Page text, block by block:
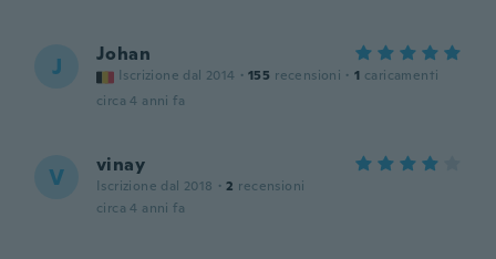
J Johan
Iscrizione dal 2014 · 155 recensioni · 1 caricamenti
circa 4 anni fa
V vinay
Iscrizione dal 2018 · 2 recensioni
circa 4 anni fa